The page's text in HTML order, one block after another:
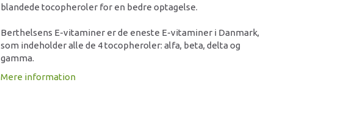
blandede tocopheroler for en bedre optagelse.
Berthelsens E-vitaminer er de eneste E-vitaminer i Danmark,
som indeholder alle de 4 tocopheroler: alfa, beta, delta og
gamma.
Mere information